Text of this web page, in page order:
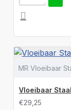
MR Vloeibaar
Vloeibaar
€29,25